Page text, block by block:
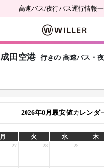
高速バス/夜行バス運行情報
成田空港 行きの 高速バス・
2026年8月最安値カレンダ
月 火 水 木
27 28 29